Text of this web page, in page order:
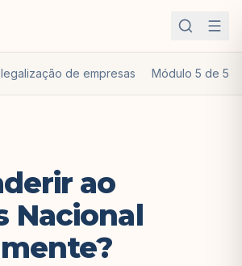
de empresas Módulo 5 de 5
ao
Nacional